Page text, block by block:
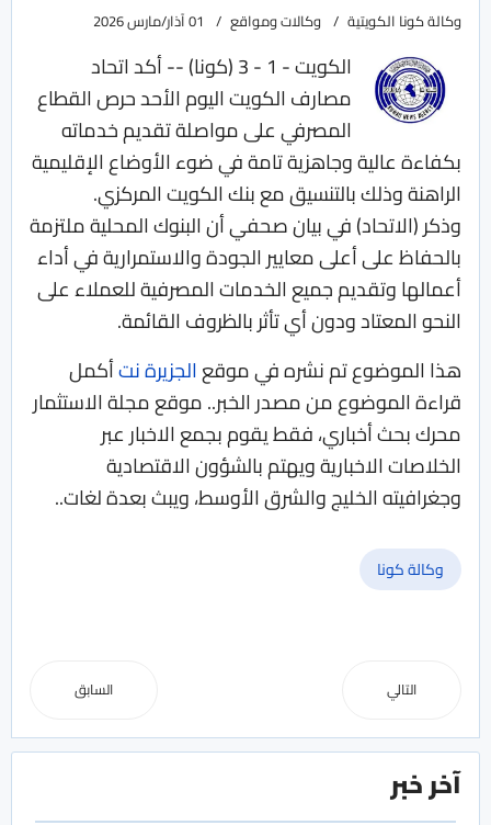
وكالة كونا الكويتية وكالات ومواقع 01 آذار/مارس 2026
الكويت - 1 - 3 (كونا) -- أكد اتحاد
مصارف الكويت اليوم الأحد حرص القطاع
المصرفي على مواصلة تقديم خدماته
بكفاءة عالية وجاهزية تامة في ضوء الأوضاع الإقليمية
الراهنة وذلك بالتنسيق مع بنك الكويت المركزي.
وذكر (الاتحاد) في بيان صحفي أن البنوك المحلية ملتزمة
بالحفاظ على أعلى معايير الجودة والاستمرارية في أداء
أعمالها وتقديم جميع الخدمات المصرفية للعملاء على
النحو المعتاد ودون أي تأثر بالظروف القائمة.
هذا الموضوع تم نشره في موقعالجزيرة نتأكمل
قراءة الموضوع من مصدر الخبر.. موقع مجلة الاستثمار
محرك بحث أخباري، فقط يقوم بجمع الاخبار عبر
الخلاصات الاخبارية ويهتم بالشؤون الاقتصادية
وجغرافيته الخليج والشرق الأوسط، ويبث بعدة لغات..
وكالة كونا
السابق التالي
آخر خبر